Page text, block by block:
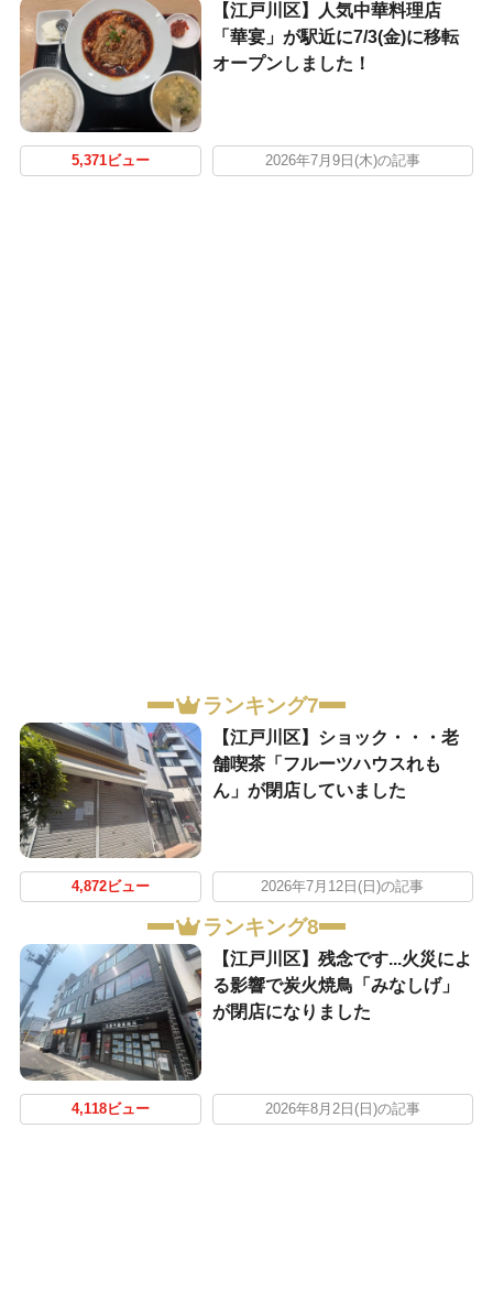
【江戸川区】人気中華料理店
「華宴」が駅近に7/3(金)に移転
オープンしました！
5,371ビュー 2026年7月9日(木)の記事
ランキング7
【江戸川区】ショック・・・老
舗喫茶「フルーツハウスれも
ん」が閉店していました
4,872ビュー 2026年7月12日(日)の記事
ランキング8
【江戸川区】残念です...火災によ
る影響で炭火焼鳥「みなしげ」
が閉店になりました
4,118ビュー 2026年8月2日(日)の記事